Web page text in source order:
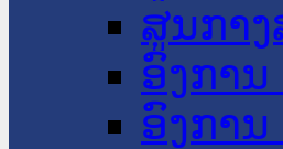
ສູນກາ
ອົງກາ
ອົງກາ